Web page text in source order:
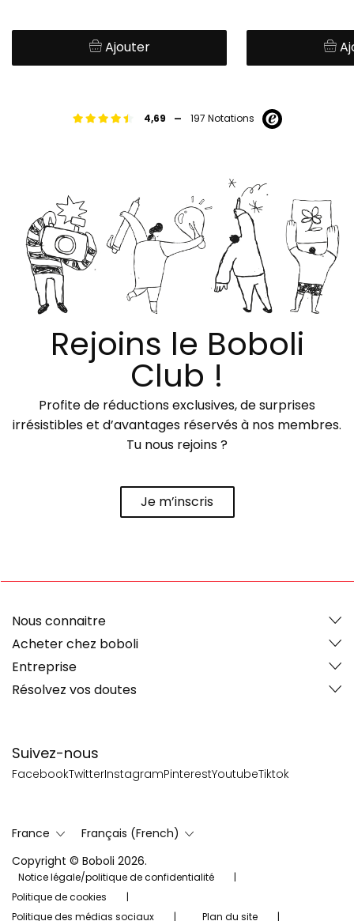
Ajouter
4,69 - 197 Notations
Rejoins le Boboli
Club !
Profite de réductions exclusives, de surprises
irrésistibles et d’avantages réservés à nos membres.
Tu nous rejoins ?
Je m’inscris
Suivez-nous
FacebookTwitterInstagramPinterestYoutubeTiktok
Nous connaitre
Acheter chez boboli
Entreprise
Résolvez vos doutes
France
Français (French)
Copyright © Boboli 2026.
Notice légale/politique de confidentialité
Politique de cookies
Politique des médias sociaux
Plan du site